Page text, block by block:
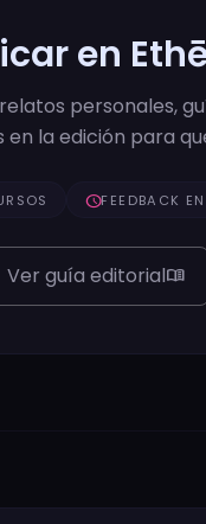
en
personales,
en la edición para
scheduleFEEDBACK
Ver guía editorialmenu_book